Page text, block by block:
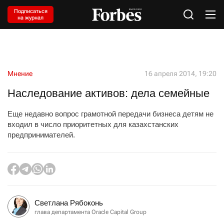
Подписаться
на журнал
Мнение 16 апреля 2014, 19:20
Наследование активов: дела семейные
Еще недавно вопрос грамотной передачи бизнеса детям не
входил в число приоритетных для казахстанских
предпринимателей.
Светлана Рябоконь
глава департамента Oracle Capital Group